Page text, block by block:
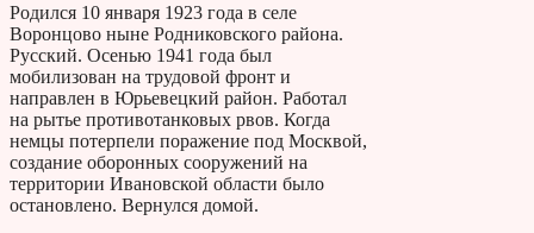
Родился 10 января 1923 года в селе
Воронцово ныне Родниковского района.
Русский. Осенью 1941 года был
мобилизован на трудовой фронт и
направлен в Юрьевецкий район. Работал
на рытье противотанковых рвов. Когда
немцы потерпели поражение под Москвой,
создание оборонных сооружений на
территории Ивановской области было
остановлено. Вернулся домой.